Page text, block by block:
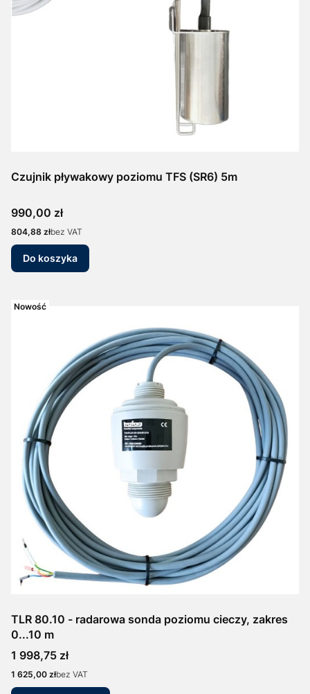
Czujnik pływakowy poziomu TFS (SR6) 5m
Cena
990,00 zł
Cena
804,88 złbez VAT
Do koszyka
Nowość
TLR 80.10 - radarowa sonda poziomu cieczy, zakres
0...10 m
Cena
1 998,75 zł
Cena
1 625,00 złbez VAT